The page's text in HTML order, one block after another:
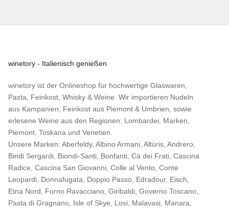
winetory - Italienisch genießen
winetory ist der Onlineshop für hochwertige Glaswaren,
Pasta, Feinkost, Whisky & Weine. Wir importieren Nudeln
aus Kampanien, Feinkost aus Piemont & Umbrien, sowie
erlesene Weine aus den Regionen: Lombardei, Marken,
Piemont. Toskana und Venetien.
Unsere Marken: Aberfeldy, Albino Armani Altùris Andrero
Bindi Sergardi Biondi-Santi Bonfanti Cà dei Frati Cascina
Radice Cascina San Giovanni Colle al Vento Conte
Leopardi Donnafugata Doppio Passo Edradour, Eisch
Etna Nord
Forno Ravacciano Giribaldi Governo Toscano
Pasta di Gragnano Isle of Skye Losi Malavasi Manara